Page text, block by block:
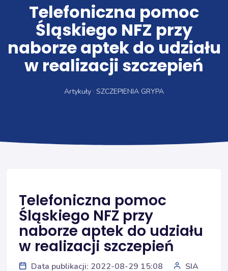
Telefoniczna pomoc
Śląskiego NFZ przy
naborze aptek do udziału
w realizacji szczepień
Artykuły SZCZEPIENIA GRYPA
Telefoniczna pomoc
Śląskiego NFZ przy
naborze aptek do udziału
w realizacji szczepień
Data publikacji: 2022-08-29 15:08
SIA